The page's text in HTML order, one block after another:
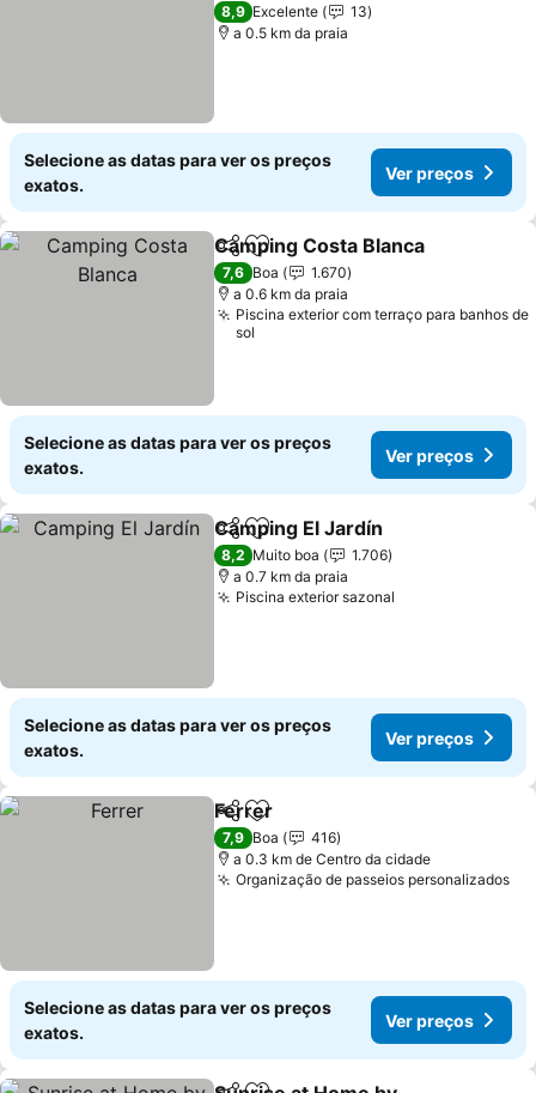
8,9 Excelente
13
a 0.5 km da praia
Selecione as datas para ver os preços
exatos.
Ver preços
PartilharAdicionar aos favoritos
Camping Costa Blanca
7,6 Boa
1.670
a 0.6 km da praia
Piscina exterior com terraço para banhos de
sol
Selecione as datas para ver os preços
exatos.
Ver preços
PartilharAdicionar aos favoritos
Camping El Jardín
8,2 Muito boa
1.706
a 0.7 km da praia
Piscina exterior sazonal
Selecione as datas para ver os preços
exatos.
Ver preços
PartilharAdicionar aos favoritos
Ferrer
7,9 Boa
416
a 0.3 km de Centro da cidade
Organização de passeios personalizados
Selecione as datas para ver os preços
exatos.
Ver preços